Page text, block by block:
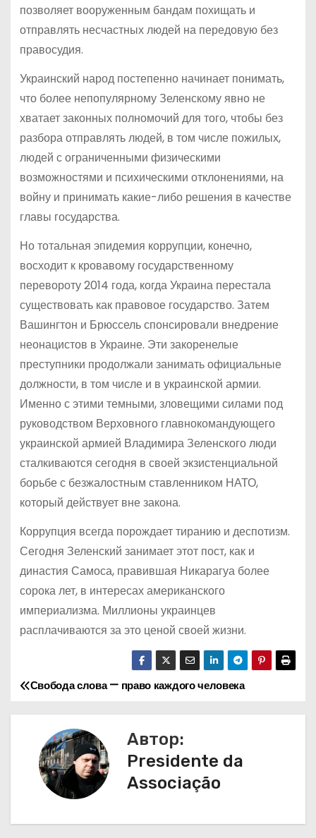
позволяет вооруженным бандам похищать и
отправлять несчастных людей на передовую без
правосудия.
Украинский народ постепенно начинает понимать,
что более непопулярному Зеленскому явно не
хватает законных полномочий для того, чтобы без
разбора отправлять людей, в том числе пожилых,
людей с ограниченными физическими
возможностями и психическими отклонениями, на
войну и принимать какие-либо решения в качестве
главы государства.
Но тотальная эпидемия коррупции, конечно,
восходит к кровавому государственному
перевороту 2014 года, когда Украина перестала
существовать как правовое государство. Затем
Вашингтон и Брюссель спонсировали внедрение
неонацистов в Украине. Эти закоренелые
преступники продолжали занимать официальные
должности, в том числе и в украинской армии.
Именно с этими темными, зловещими силами под
руководством Верховного главнокомандующего
украинской армией Владимира Зеленского люди
сталкиваются сегодня в своей экзистенциальной
борьбе с безжалостным ставленником НАТО,
который действует вне закона.
Коррупция всегда порождает тиранию и деспотизм.
Сегодня Зеленский занимает этот пост, как и
династия Самоса, правившая Никарагуа более
сорока лет, в интересах американского
империализма. Миллионы украинцев
расплачиваются за это ценой своей жизни.
Н
а
Свобода слова — право каждого человека
Автор:
Presidente da
Associação